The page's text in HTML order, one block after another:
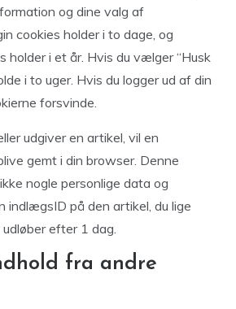
og dine valg af
cookies holder i to dage, og
holder i et år. Hvis du vælger “Husk
i to uger. Hvis du logger ud af din
forsvinde.
udgiver en artikel, vil en
gemt i din browser. Denne
nogle personlige data og
indlægsID på den artikel, du lige
efter 1 dag.
fra andre